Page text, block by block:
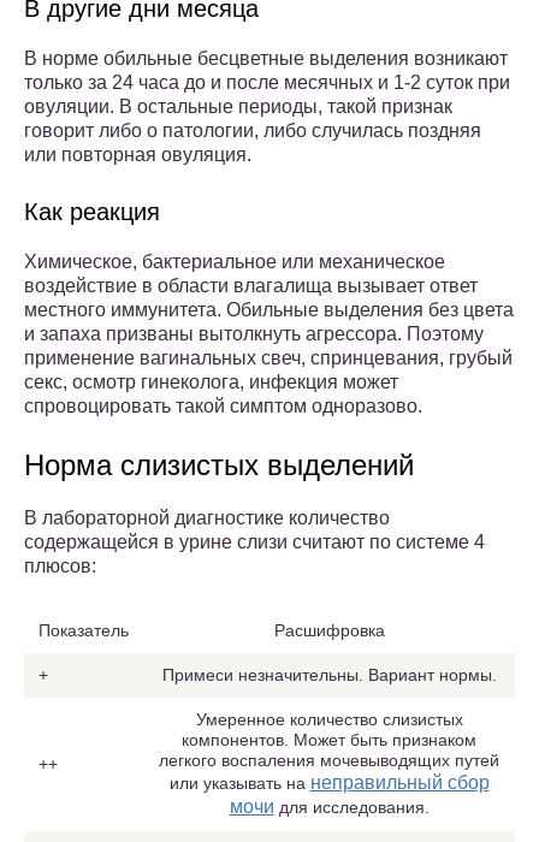
В другие дни месяца
В норме обильные бесцветные выделения возникают
только за 24 часа до и после месячных и 1-2 суток при
овуляции. В остальные периоды, такой признак
говорит либо о патологии, либо случилась поздняя
или повторная овуляция.
Как реакция
Химическое, бактериальное или механическое
воздействие в области влагалища вызывает ответ
местного иммунитета. Обильные выделения без цвета
и запаха призваны вытолкнуть агрессора. Поэтому
применение вагинальных свеч, спринцевания, грубый
секс, осмотр гинеколога, инфекция может
спровоцировать такой симптом одноразово.
Норма слизистых выделений
В лабораторной диагностике количество
содержащейся в урине слизи считают по системе 4
плюсов:
Показатель Расшифровка
+ Примеси незначительны. Вариант нормы.
++
Умеренное количество слизистых
компонентов. Может быть признаком
легкого воспаления мочевыводящих путей
или указывать на неправильный сбор
мочи для исследования.